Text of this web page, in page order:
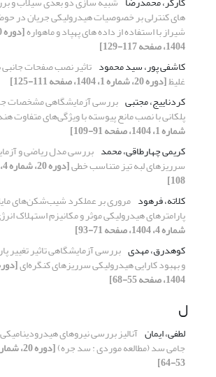
های کنترلی بر خصوصیات هیدرولیکی جریان در
شیراز با استفاده از داده های پهپاد و ماهواره
1404، صفحه 117-129]
کاشفی پور، سید محمود تاثیر نصب صفحات جانبی
غلیظ[دوره 20، شماره 1، 1404، صفحه 111-125]
کردناییج، مجتبی بررسی آزمایشگاهی مشخصات
پلکانی با نصب مانع پیوسته با ویژگی‌های متفاوت
شماره 1، 1404، صفحه 91-109]
کریمی چهارطاقی، محمد بررسی مدل ریاضی و
سرریزهای لبه تیز متناسب خطی
108]
کلاته، فرهود مروری بر عملکرد شیب‌شکن‌های
پارامترهای هیدرولیکی موثر و مکانیزم استهلاک
شماره 4، 1404، صفحه 71-93]
کوهدرق، مهدی بررسی آزمایشگاهی تاثیر تغییر
و بهبود کارایی هیدرولیکی سرریزهای کنگره‌ای
1404، صفحه 55-68]
ل
لطفی، ایمان آنالیز بررسی نیروهای
جامی سد (مطالعه موردی : سد جره)
53-64]